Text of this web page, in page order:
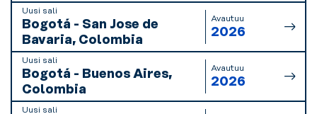
Uusi sali
Bogotá - San Jose de
Bavaria, Colombia
Avautuu
2026
Uusi sali
Bogotá - Buenos Aires,
Colombia
Avautuu
2026
Uusi sali